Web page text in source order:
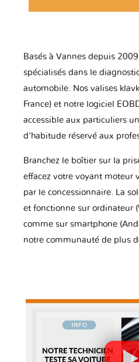
Basés à Vannes depuis
spécialisés dans le
automobile. Nos valises
France) et notre logiciel
accessible aux particuliers
d'habitude réservé aux
Branchez le boîtier sur la
effacez votre voyant moteur
par le concessionnaire. La
et fonctionne sur ordinateur
comme sur smartphone
notre communauté de plus